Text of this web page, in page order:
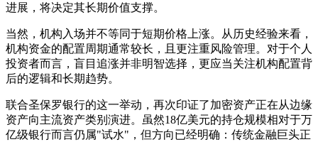
进展，将决定其长期价值支撑。
当然，机构入场并不等同于短期价格上涨。从历史经验来看，
机构资金的配置周期通常较长，且更注重风险管理。对于个人
投资者而言，盲目追涨并非明智选择，更应当关注机构配置背
后的逻辑和长期趋势。
联合圣保罗银行的这一举动，再次印证了加密资产正在从边缘
资产向主流资产类别演进。虽然18亿美元的持仓规模相对于万
亿级银行而言仍属"试水"，但方向已经明确：传统金融巨头正